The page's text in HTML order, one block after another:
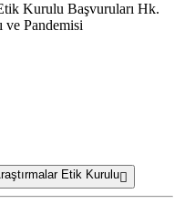
Kurulu Başvuruları Hk.
ve Pandemisi
Etik Kurulu